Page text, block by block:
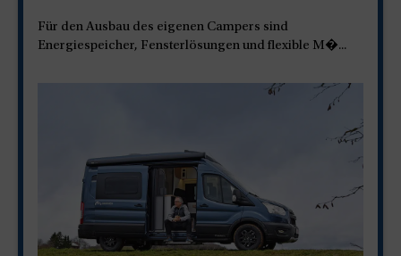
Für den Ausbau des eigenen Campers sind
Energiespeicher, Fensterlösungen und flexible M�...